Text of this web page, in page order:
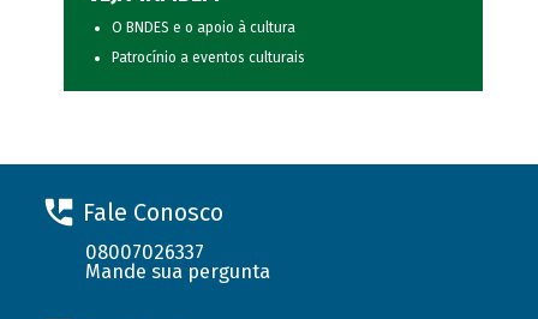
O BNDES e o apoio à cultura
Patrocínio a eventos culturais
Fale Conosco
08007026337
Mande sua pergunta